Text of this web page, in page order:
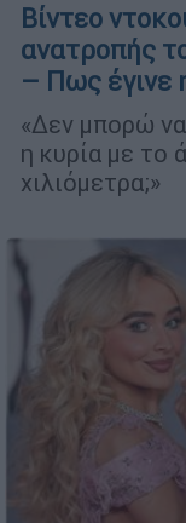
Βίντεο
ανατροπής
– Πως έγινε
«Δεν μπορώ
η κυρία με το
χιλιόμετρα;»